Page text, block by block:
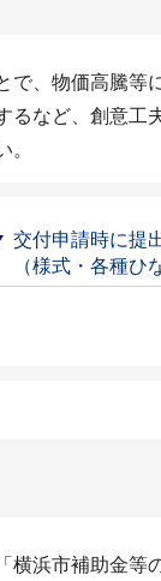
、物価高騰
など、創意
交付申請時に提
（様式・各種ひ
浜市補助金